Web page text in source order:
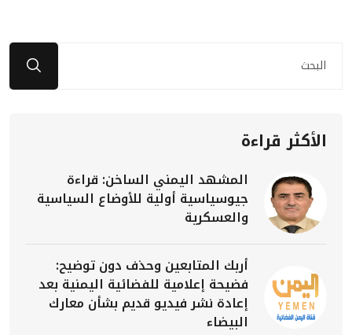
الأكثر قراءة
المشهد اليمني الساخن: قراءة
جيوسياسية أولية للأوضاع السياسية
والعسكرية
أربك المتابعين وحذف دون توضيح:
فضيحة إعلامية للفضائية اليمنية بعد
إعادة نشر فيديو قديم بشأن معارك
البيضاء